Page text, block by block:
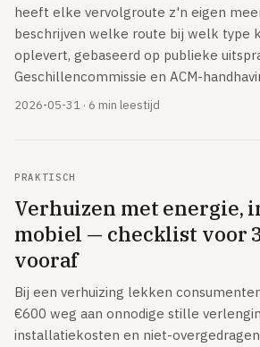
Tweak
Plinq
MOBIEL
Sim-only vergelijken
Odido
Simyo
Lebara
Hollandsnieuwe
heeft elke vervolgroute z'n eigen
beschrijven welke route bij welk type
oplevert, gebaseerd op publieke
Geschillencommissie en ACM-
2026-05-31 · 6 min leestijd
PRAKTISCH
Verhuizen met energie,
mobiel — checklist voor
vooraf
Bij een verhuizing lekken
€600 weg aan onnodige stille
installatiekosten en niet-